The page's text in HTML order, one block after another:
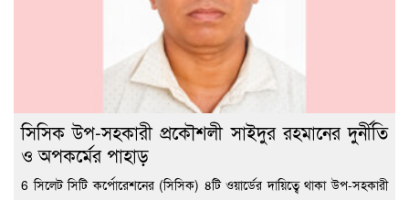
সিসিক উপ-সহকারী প্রকৌশলী সাইদুর রহমানের দুর্নীতি
ও অপকর্মের পাহাড়
6 সিলেট সিটি কর্পোরেশনের (সিসিক) ৪টি ওয়ার্ডের দায়িত্বে থাকা উপ-সহকারী